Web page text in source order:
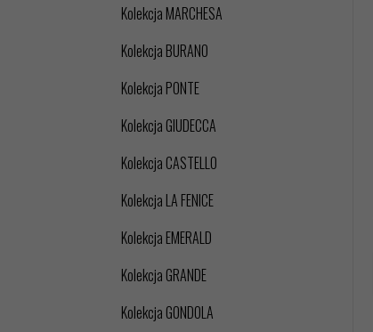
Kolekcja MARCHESA
Kolekcja BURANO
Kolekcja PONTE
Kolekcja GIUDECCA
Kolekcja CASTELLO
Kolekcja LA FENICE
Kolekcja EMERALD
Kolekcja GRANDE
Kolekcja GONDOLA